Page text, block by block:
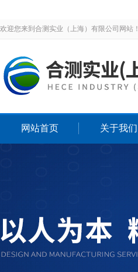
欢迎您来到合测实业（上海）有限公司网站！
网站首页 关于我们